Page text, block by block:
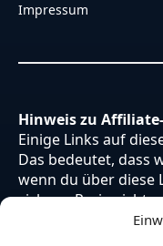
Impressum
Hinweis zu
Einige Links auf
Das bedeutet, dass
wenn du über diese
sich am Preis
Arbeit. Vielen Dank